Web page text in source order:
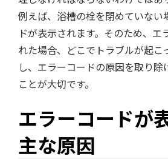
例えば、浴槽の栓を閉めていない
ドが表示されます。そのため、エ
れた場合、どこでトラブルが起こ
し、エラーコードの原因を取り除
ことが大切です。
エラーコードが
主な原因